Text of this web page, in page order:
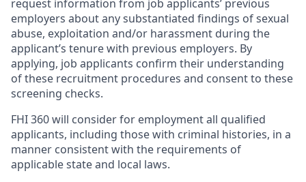
request information from job applicants’ previous
employers about any substantiated findings of sexual
abuse, exploitation and/or harassment during the
applicant’s tenure with previous employers. By
applying, job applicants confirm their understanding
of these recruitment procedures and consent to these
screening checks.
FHI 360 will consider for employment all qualified
applicants, including those with criminal histories, in a
manner consistent with the requirements of
applicable state and local laws.